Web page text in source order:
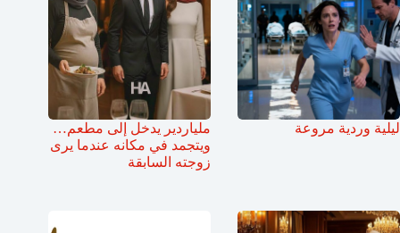
ليلية وردية مروعة
ملياردير يدخل إلى مطعم…
ويتجمد في مكانه عندما يرى
زوجته السابقة